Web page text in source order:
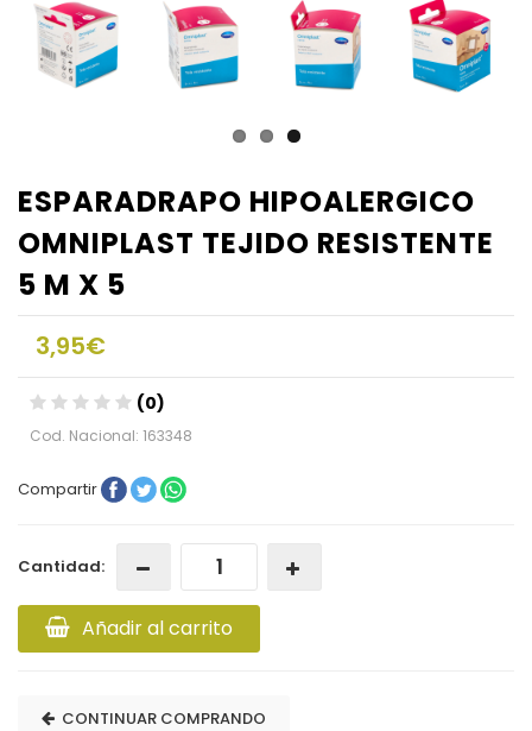
ESPARADRAPO HIPOALERGICO
OMNIPLAST TEJIDO RESISTENTE
5 M X 5
3,95€
(0)
Cod. Nacional: 163348
Compartir
Cantidad:
Añadir al carrito
CONTINUAR COMPRANDO